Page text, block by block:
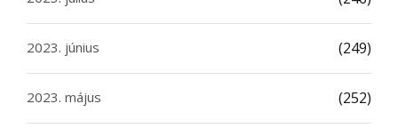
2023. június (249)
2023. május (252)